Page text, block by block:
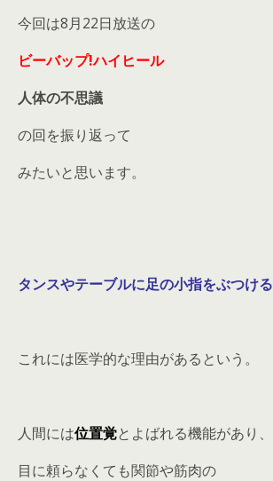
今回は8月22日放送の
ビーバップ!ハイヒール
人体の不思議
の回を振り返って
みたいと思います。
タンスやテーブルに足の小指をぶつける
これには医学的な理由があるという。
人間には位置覚とよばれる機能があり、
目に頼らなくても関節や筋肉の